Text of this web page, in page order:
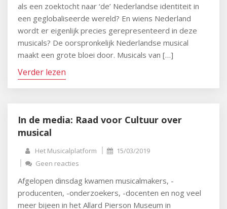
als een zoektocht naar ‘de’ Nederlandse identiteit in
een geglobaliseerde wereld? En wiens Nederland
wordt er eigenlijk precies gerepresenteerd in deze
musicals? De oorspronkelijk Nederlandse musical
maakt een grote bloei door. Musicals van […]
Verder lezen
In de media: Raad voor Cultuur over
musical
Het Musicalplatform
15/03/2019
Geen reacties
Afgelopen dinsdag kwamen musicalmakers, -
producenten, -onderzoekers, -docenten en nog veel
meer bijeen in het Allard Pierson Museum in